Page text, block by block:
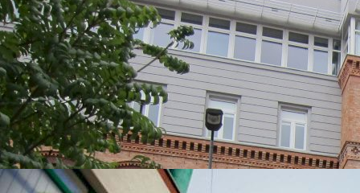
УНІВЕРСИТЕТИ, ЯКІНАЙЧАСТІШЕВИБИРАЮТЬ